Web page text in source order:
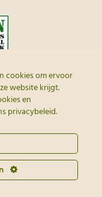
cookies om ervoor
website krijgt.
en
privacybeleid.